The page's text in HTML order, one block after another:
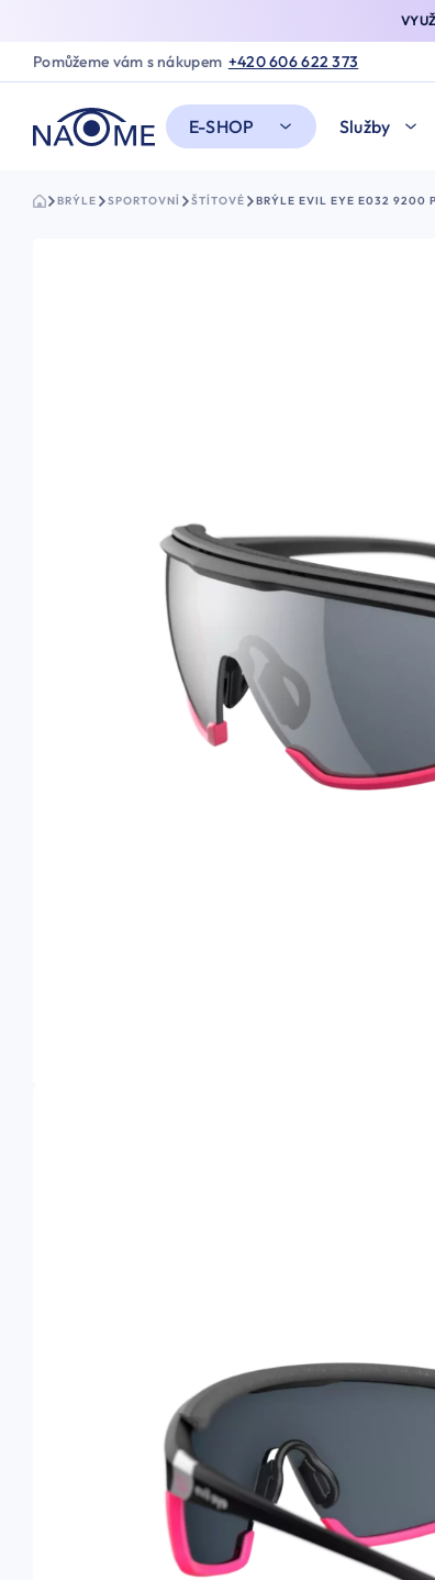
Pomůžeme vám s nákupem +420 606 622 373
E-SHOP Služby
BRÝLE SPORTOVNÍ ŠTÍTOVÉ BRÝLE EVIL EYE E032 9200